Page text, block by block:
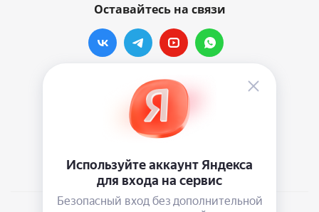
Оставайтесь на связи
Наши контакты
info@vinylmarkt.ru